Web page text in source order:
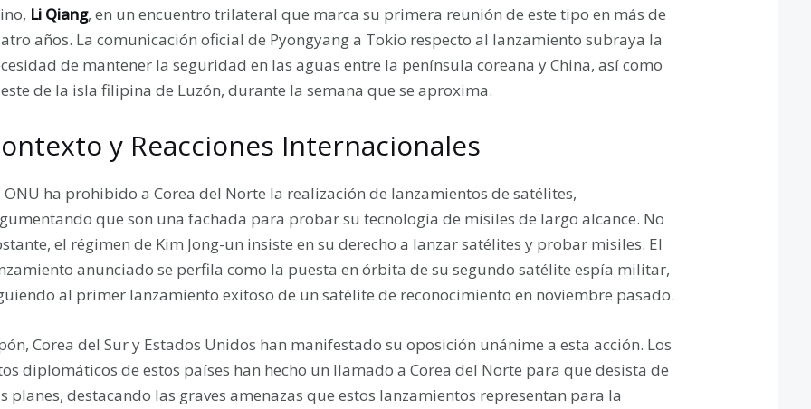
Li Qiang, en un encuentro trilateral que marca su primera reunión de este tipo en más de
años. La comunicación oficial de Pyongyang a Tokio respecto al lanzamiento subraya la
de mantener la seguridad en las aguas entre la península coreana y China, así como
de la isla filipina de Luzón, durante la semana que se aproxima.
y Reacciones Internacionales
ONU ha prohibido a Corea del Norte la realización de lanzamientos de satélites,
que son una fachada para probar su tecnología de misiles de largo alcance. No
el régimen de Kim Jong-un insiste en su derecho a lanzar satélites y probar misiles. El
anunciado se perfila como la puesta en órbita de su segundo satélite espía militar,
al primer lanzamiento exitoso de un satélite de reconocimiento en noviembre pasado.
Corea del Sur y Estados Unidos han manifestado su oposición unánime a esta acción. Los
diplomáticos de estos países han hecho un llamado a Corea del Norte para que desista de
planes, destacando las graves amenazas que estos lanzamientos representan para la